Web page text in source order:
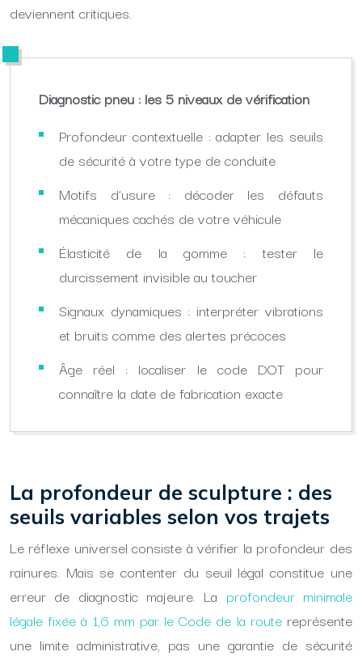
deviennent critiques.
Diagnostic pneu : les 5 niveaux de vérification
Profondeur contextuelle : adapter les seuils
de sécurité à votre type de conduite
Motifs d’usure : décoder les défauts
mécaniques cachés de votre véhicule
Élasticité de la gomme : tester le
durcissement invisible au toucher
Signaux dynamiques : interpréter vibrations
et bruits comme des alertes précoces
Âge réel : localiser le code DOT pour
connaître la date de fabrication exacte
La profondeur de sculpture : des
seuils variables selon vos trajets
Le réflexe universel consiste à vérifier la profondeur des
rainures. Mais se contenter du seuil légal constitue une
erreur de diagnostic majeure. La profondeur minimale
légale fixée à 1,6 mm par le Code de la routereprésente
une limite administrative, pas une garantie de sécurité